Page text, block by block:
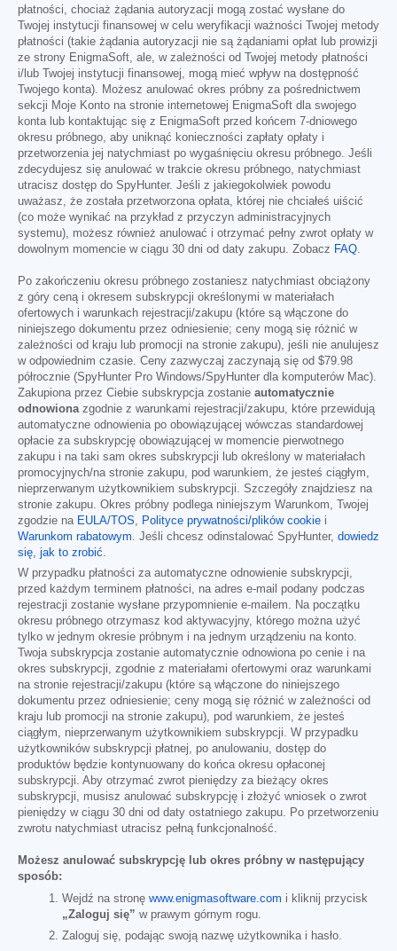
płatności, chociaż żądania autoryzacji mogą zostać wysłane do
Twojej instytucji finansowej w celu weryfikacji ważności Twojej metody
płatności (takie żądania autoryzacji nie są żądaniami opłat lub prowizji
ze strony EnigmaSoft, ale, w zależności od Twojej metody płatności
i/lub Twojej instytucji finansowej, mogą mieć wpływ na dostępność
Twojego konta). Możesz anulować okres próbny za pośrednictwem
sekcji Moje Konto na stronie internetowej EnigmaSoft dla swojego
konta lub kontaktując się z EnigmaSoft przed końcem 7-dniowego
okresu próbnego, aby uniknąć konieczności zapłaty opłaty i
przetworzenia jej natychmiast po wygaśnięciu okresu próbnego. Jeśli
zdecydujesz się anulować w trakcie okresu próbnego, natychmiast
utracisz dostęp do SpyHunter. Jeśli z jakiegokolwiek powodu
uważasz, że została przetworzona opłata, której nie chciałeś uiścić
(co może wynikać na przykład z przyczyn administracyjnych
systemu), możesz również anulować i otrzymać pełny zwrot opłaty w
dowolnym momencie w ciągu 30 dni od daty zakupu. Zobacz FAQ.
Po zakończeniu okresu próbnego zostaniesz natychmiast obciążony
z góry ceną i okresem subskrypcji określonymi w materiałach
ofertowych i warunkach rejestracji/zakupu (które są włączone do
niniejszego dokumentu przez odniesienie; ceny mogą się różnić w
zależności od kraju lub promocji na stronie zakupu), jeśli nie anulujesz
w odpowiednim czasie. Ceny zazwyczaj zaczynają się od $79.98
półrocznie (SpyHunter Pro Windows/SpyHunter dla komputerów Mac).
Zakupiona przez Ciebie subskrypcja zostanie automatycznie
odnowionazgodnie z warunkami rejestracji/zakupu, które przewidują
automatyczne odnowienia po obowiązującej wówczas standardowej
opłacie za subskrypcję obowiązującej w momencie pierwotnego
zakupu i na taki sam okres subskrypcji lub określony w materiałach
promocyjnych/na stronie zakupu, pod warunkiem, że jesteś ciągłym,
nieprzerwanym użytkownikiem subskrypcji. Szczegóły znajdziesz na
stronie zakupu. Okres próbny podlega niniejszym Warunkom, Twojej
zgodzie na EULA/TOS, Polityce prywatności/plików cookie i
Warunkom rabatowym. Jeśli chcesz odinstalować SpyHunter, dowiedz
się, jak to zrobić.
W przypadku płatności za automatyczne odnowienie subskrypcji,
przed każdym terminem płatności, na adres e-mail podany podczas
rejestracji zostanie wysłane przypomnienie e-mailem. Na początku
okresu próbnego otrzymasz kod aktywacyjny, którego można użyć
tylko w jednym okresie próbnym i na jednym urządzeniu na konto.
Twoja subskrypcja zostanie automatycznie odnowiona po cenie i na
okres subskrypcji, zgodnie z materiałami ofertowymi oraz warunkami
na stronie rejestracji/zakupu (które są włączone do niniejszego
dokumentu przez odniesienie; ceny mogą się różnić w zależności od
kraju lub promocji na stronie zakupu), pod warunkiem, że jesteś
ciągłym, nieprzerwanym użytkownikiem subskrypcji. W przypadku
użytkowników subskrypcji płatnej, po anulowaniu, dostęp do
produktów będzie kontynuowany do końca okresu opłaconej
subskrypcji. Aby otrzymać zwrot pieniędzy za bieżący okres
subskrypcji, musisz anulować subskrypcję i złożyć wniosek o zwrot
pieniędzy w ciągu 30 dni od daty ostatniego zakupu. Po przetworzeniu
zwrotu natychmiast utracisz pełną funkcjonalność.
Możesz anulować subskrypcję lub okres próbny w następujący
sposób:
Wejdź na stronę www.enigmasoftware.com i kliknij przycisk
„Zaloguj się” w prawym górnym rogu.
Zaloguj się, podając swoją nazwę użytkownika i hasło.